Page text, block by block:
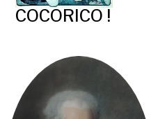
COCORICO !